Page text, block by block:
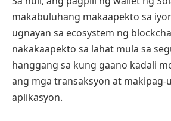
makabuluhang makaapekto sa
ugnayan sa ecosystem ng
nakakaapekto sa lahat mula sa
hanggang sa kung gaano kadali
ang mga transaksyon at makipag-
aplikasyon.